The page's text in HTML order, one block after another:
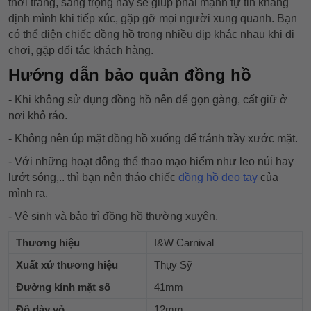
định mình khi tiếp xúc, gặp gỡ mọi người xung quanh. Bạn
có thể diện chiếc đồng hồ trong nhiều dịp khác nhau khi đi
chơi, gặp đối tác khách hàng.
Hướng dẫn bảo quản đồng hồ
- Khi không sử dụng đồng hồ nên để gọn gàng, cất giữ ở
nơi khô ráo.
- Không nên úp mặt đồng hồ xuống để tránh trầy xước mặt.
- Với những hoạt đông thể thao mạo hiểm như leo núi hay
lướt sóng,.. thì bạn nên tháo chiếc đồng hồ đeo tay của
mình ra.
- Vệ sinh và bảo trì đồng hồ thường xuyên.
Thương hiệu
I&W Carnival
Xuất xứ thương hiệu
Thụy Sỹ
Đường kính mặt số
41mm